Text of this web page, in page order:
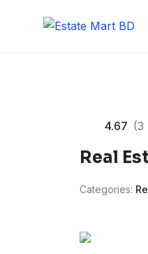
4.67 (3
Real
Categories: